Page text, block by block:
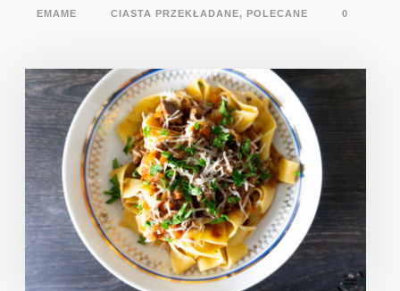
EMAME CIASTA PRZEKŁADANE, POLECANE 0